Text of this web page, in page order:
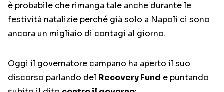
è probabile che rimanga tale anche durante le
festività natalizie perché già solo a Napoli ci sono
ancora un migliaio di contagi al giorno.
Oggi il governatore campano ha aperto il suo
discorso parlando del Recovery Fund e puntando